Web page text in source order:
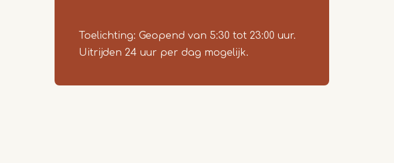
Toelichting: Geopend van 5:30 tot 23:00 uur.
Uitrijden 24 uur per dag mogelijk.